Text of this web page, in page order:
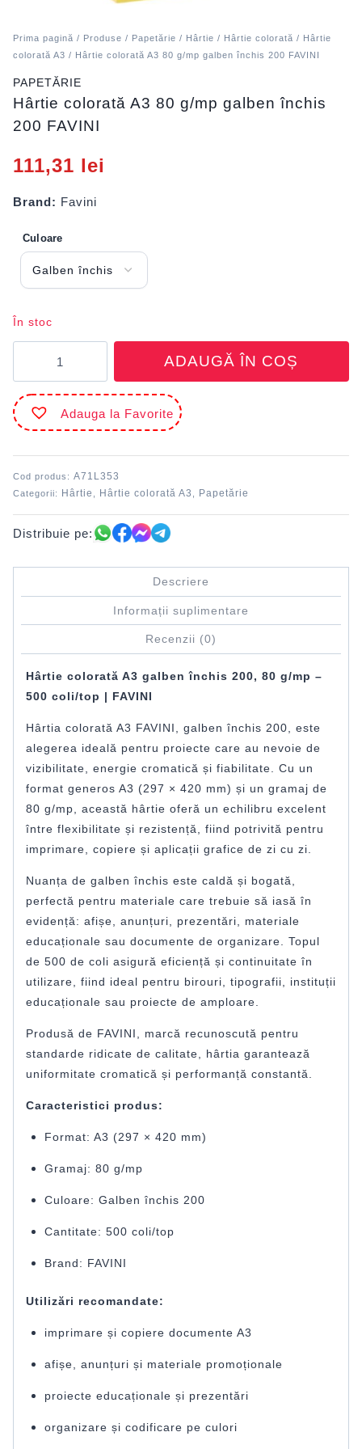
Prima pagină / Produse / Papetărie / Hârtie / Hârtie colorată / Hârtie
colorată A3 / Hârtie colorată A3 80 g/mp galben închis 200 FAVINI
PAPETĂRIE
Hârtie colorată A3 80 g/mp galben închis
200 FAVINI
111,31 lei
Brand: Favini
Culoare
În stoc
colorată
A3
80
g/mp
FAVINI
ADAUGĂ ÎN COȘ
Adauga la Favorite
Cod produs: A71L353
Categorii: Hârtie , Hârtie colorată A3 , Papetărie
Distribuie pe:
Descriere
Informații suplimentare
Recenzii (0)
Hârtie colorată A3 galben închis 200, 80 g/mp –
500 coli/top | FAVINI
Hârtia colorată A3 FAVINI, galben închis 200, este
alegerea ideală pentru proiecte care au nevoie de
vizibilitate, energie cromatică și fiabilitate. Cu un
format generos A3 (297 × 420 mm) și un gramaj de
80 g/mp, această hârtie oferă un echilibru excelent
între flexibilitate și rezistență, fiind potrivită pentru
imprimare, copiere și aplicații grafice de zi cu zi.
Nuanța de galben închis este caldă și bogată,
perfectă pentru materiale care trebuie să iasă în
evidență: afișe, anunțuri, prezentări, materiale
educaționale sau documente de organizare. Topul
de 500 de coli asigură eficiență și continuitate în
utilizare, fiind ideal pentru birouri, tipografii, instituții
educaționale sau proiecte de amploare.
Produsă de FAVINI, marcă recunoscută pentru
standarde ridicate de calitate, hârtia garantează
uniformitate cromatică și performanță constantă.
Caracteristici produs:
Format: A3 (297 × 420 mm)
Gramaj: 80 g/mp
Culoare: Galben închis 200
Cantitate: 500 coli/top
Brand: FAVINI
Utilizări recomandate:
imprimare și copiere documente A3
afișe, anunțuri și materiale promoționale
proiecte educaționale și prezentări
organizare și codificare pe culori